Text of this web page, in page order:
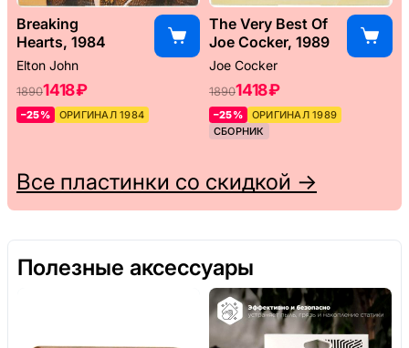
Breaking
Hearts, 1984
Elton John
18901418 ₽
–25% ОРИГИНАЛ 1984
The Very Best Of
Joe Cocker, 1989
Joe Cocker
18901418 ₽
–25%
ОРИГИНАЛ 1989
СБОРНИК
Все пластинки со скидкой →
Полезные аксессуары